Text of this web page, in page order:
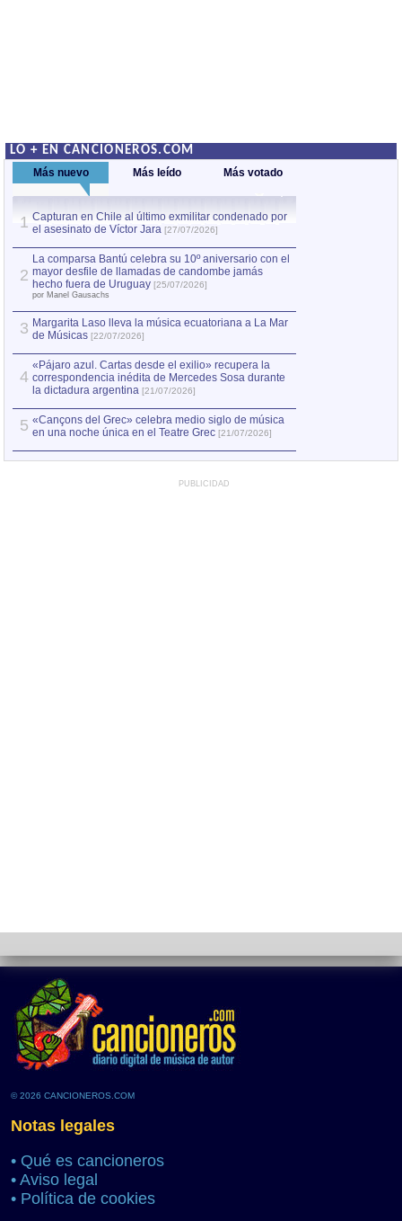
LO + EN CANCIONEROS.COM
Más nuevo Más leído Más votado
1 Capturan en Chile al último exmilitar condenado por
el asesinato de Víctor Jara [27/07/2026]
2
La comparsa Bantú celebra su 10º aniversario con el
mayor desfile de llamadas de candombe jamás
hecho fuera de Uruguay [25/07/2026]
por Manel Gausachs
3 Margarita Laso lleva la música ecuatoriana a La Mar
de Músicas [22/07/2026]
4
«Pájaro azul. Cartas desde el exilio» recupera la
correspondencia inédita de Mercedes Sosa durante
la dictadura argentina [21/07/2026]
5 «Cançons del Grec» celebra medio siglo de música
en una noche única en el Teatre Grec [21/07/2026]
PUBLICIDAD
© 2026 CANCIONEROS.COM
Notas legales
• Qué es cancioneros
• Aviso legal
• Política de cookies